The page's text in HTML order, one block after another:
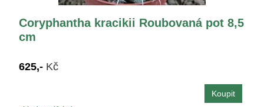
Coryphantha kracikii Roubovaná pot 8,5
cm
625,- Kč